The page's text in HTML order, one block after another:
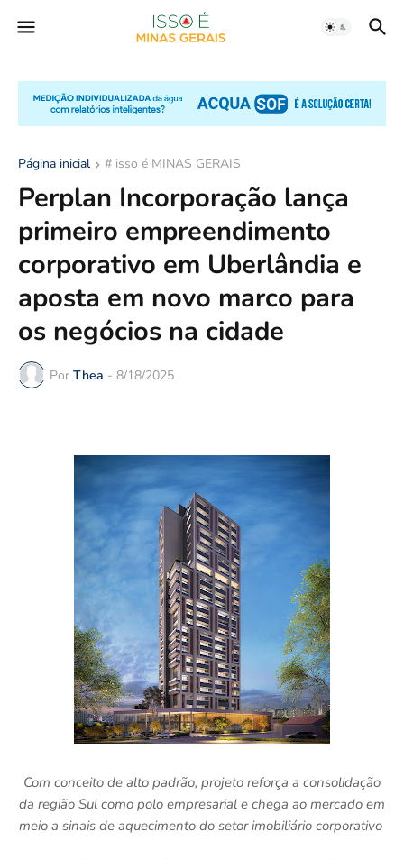
Página inicial # isso é MINAS GERAIS
Perplan Incorporação lança
primeiro empreendimento
corporativo em Uberlândia e
aposta em novo marco para
os negócios na cidade
Por Thea - 8/18/2025
Com conceito de alto padrão, projeto reforça a consolidação
da região Sul como polo empresarial e chega ao mercado em
meio a sinais de aquecimento do setor imobiliário corporativo